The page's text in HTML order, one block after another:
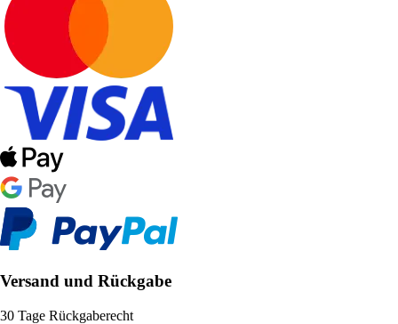
Versand und Rückgabe
30 Tage Rückgaberecht